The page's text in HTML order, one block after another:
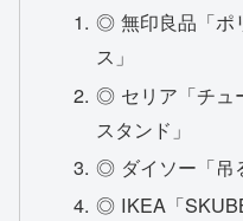
◎ 無印良品「ポ
ス」
◎ セリア「チュ
スタンド」
◎ ダイソー「吊
◎ IKEA「